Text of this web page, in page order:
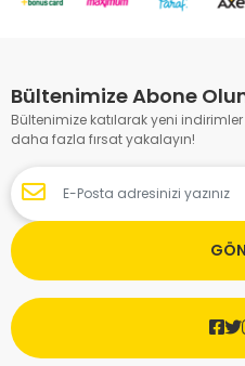
Bültenimize Abone
Bültenimize katılarak yeni
daha fazla fırsat yakalayın!